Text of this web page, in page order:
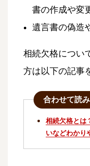
書の作成や変
遺言書の偽造
相続欠格につい
方は以下の記事
合わせて読
相続欠格とは
いなどわかり